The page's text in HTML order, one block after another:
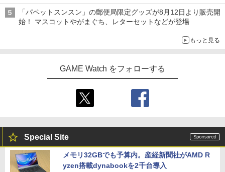
コナミデジタルエンタテインメント 【S
witch】パワフルプロ野球2026-2027 [H
「パペットスンスン」の郵便局限定グッズが8月12日より販売開
始！ マスコットやがまぐち、レターセットなどが登場
もっと見る
GAME Watch をフォローする
Special Site
メモリ32GBでも予算内。産経新聞社がAMD R
yzen搭載dynabookを2千台導入